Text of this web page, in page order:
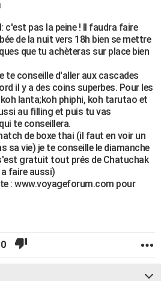
c'est pas la peine ! Il faudra faire
de la nuit vers 18h bien se mettre
que tu achèteras sur place bien
te conseille d'aller aux cascades
il y a des coins superbes. Pour les
lanta;koh phiphi, koh tarutao et
au filling et puis tu vas
te conseillera.
de boxe thai (il faut en voir un
sa vie) je te conseille le diamanche
gratuit tout prés de Chatuchak
faire aussi)
: www.voyageforum.com pour
0